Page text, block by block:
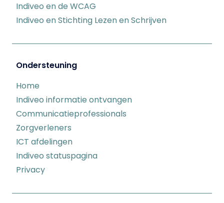
Indiveo en de WCAG
Indiveo en Stichting Lezen en Schrijven
Ondersteuning
Home
Indiveo informatie ontvangen
Communicatieprofessionals
Zorgverleners
ICT afdelingen
Indiveo statuspagina
Privacy